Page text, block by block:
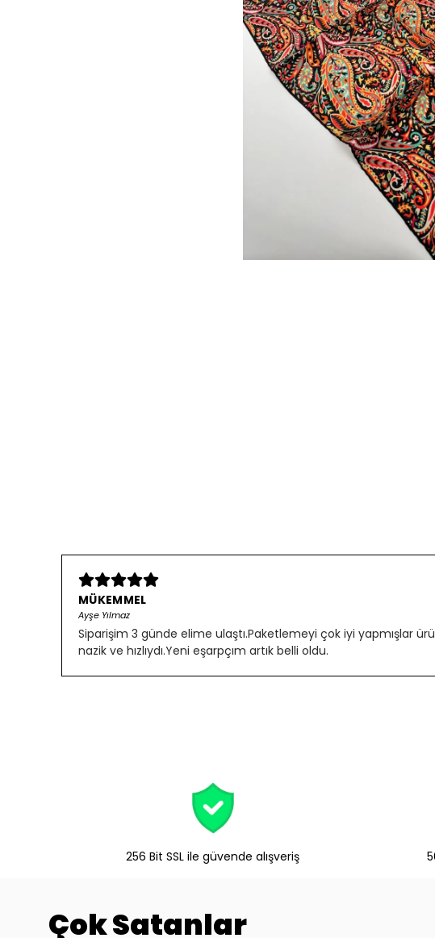
MÜKEMMEL
Ayşe Yılmaz
Siparişim 3 günde elime ulaştı.Paketlemeyi çok iyi yapmışlar
nazik ve hızlıydı.Yeni eşarpçım artık belli oldu.
256 Bit SSL ile güvende alışveriş
Çok Satanlar